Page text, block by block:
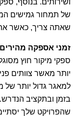
ושירותים. בנוסף,
של תמחור גמישים
שאתה צריך, כאשר
זמני אספקה מהירים
ספקי מיקור חוץ
יותר מאשר צוותים
למאגר גדול יותר
בזמן ובתקציב
שהפרויקט שלך